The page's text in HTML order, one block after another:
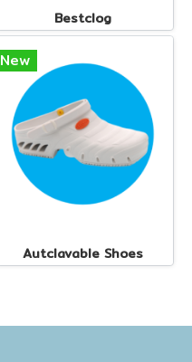
Bestclog
New
Autclavable Shoes